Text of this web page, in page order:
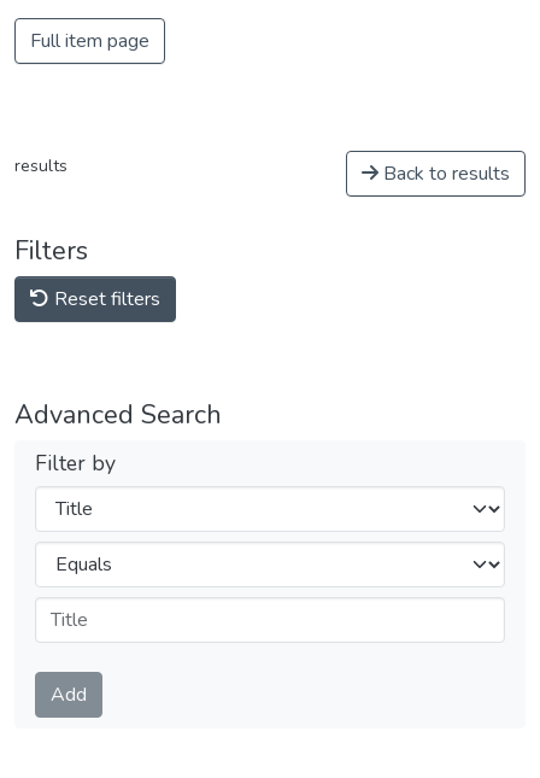
Full item page
results Back to results
Filters
Reset filters
Advanced Search
Filter by
Filters
Operators
Submit
Add